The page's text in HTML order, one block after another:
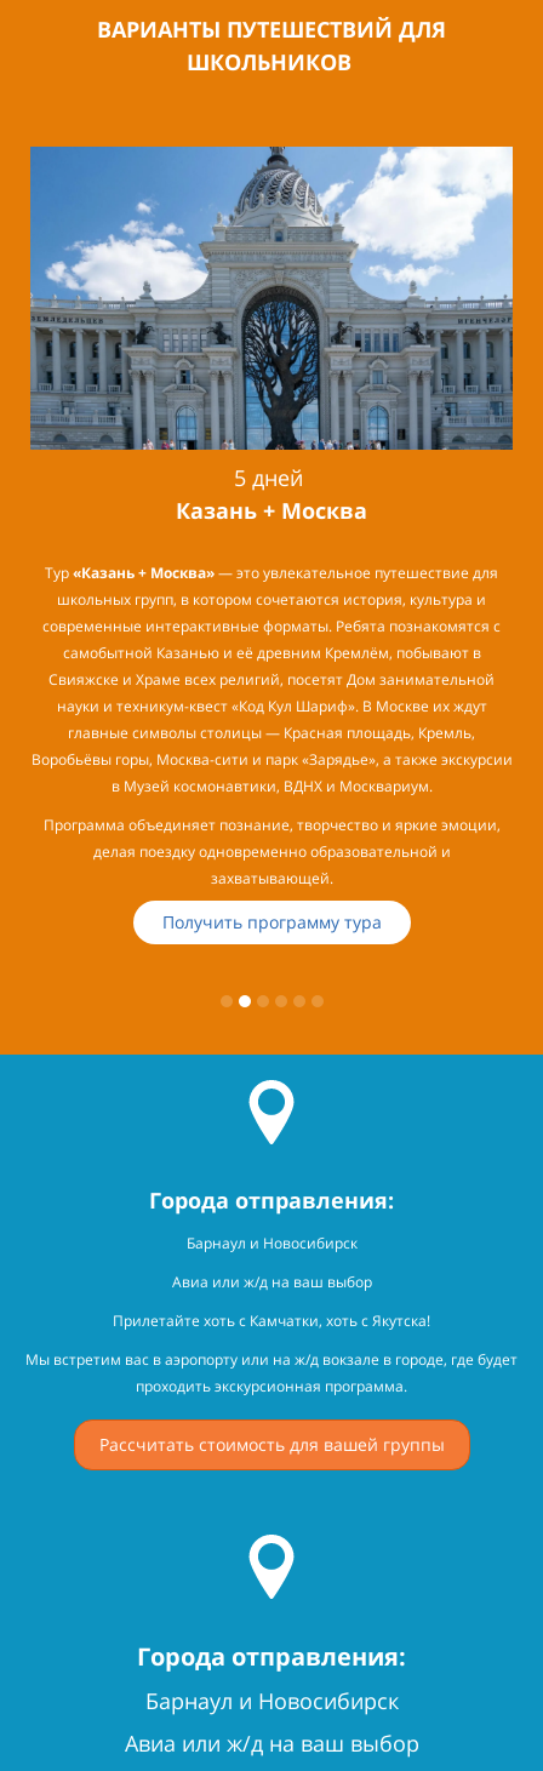
ВАРИАНТЫ ПУТЕШЕСТВИЙ ДЛЯ
ШКОЛЬНИКОВ
5 дней
Казань + Москва
Тур«Казань + Москва»— это увлекательное путешествие для
школьных групп, в котором сочетаются история, культура и
современные интерактивные форматы. Ребята познакомятся с
самобытной Казанью и её древним Кремлём, побывают в
Свияжске и Храме всех религий, посетят Дом занимательной
науки и техникум-квест «Код Кул Шариф». В Москве их ждут
главные символы столицы — Красная площадь, Кремль,
Воробьёвы горы, Москва-сити и парк «Зарядье», а также экскурсии
в Музей космонавтики, ВДНХ и Москвариум.
Программа объединяет познание, творчество и яркие эмоции,
делая поездку одновременно образовательной и
захватывающей.
Получить программу тура
Города отправления:
Барнаул и Новосибирск
Авиа или ж/д на ваш выбор
Прилетайте хоть с Камчатки, хоть с Якутска!
Мы встретим вас в аэропорту или на ж/д вокзале в городе, где будет
проходить экскурсионная программа.
Рассчитать стоимость для вашей группы
Города отправления:
Барнаул и Новосибирск
Авиа или ж/д на ваш выбор